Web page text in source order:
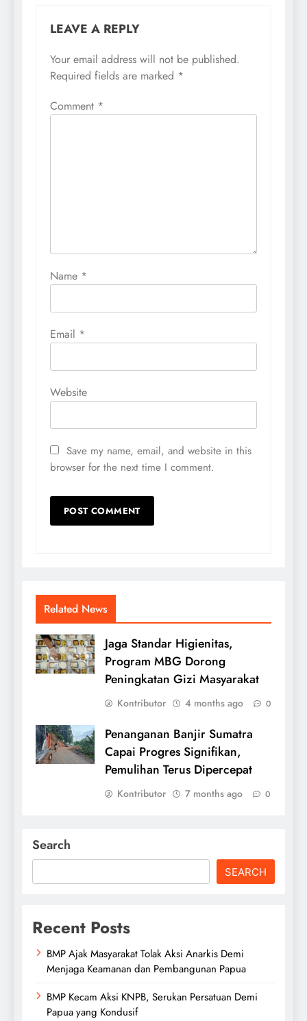
LEAVE A REPLY
Your email address will not be published.
Required fields are marked *
Comment *
Name *
Email *
Website
Save my name, email, and website in this
browser for the next time I comment.
Related News
Jaga Standar Higienitas,
Program MBG Dorong
Peningkatan Gizi Masyarakat
Kontributor 4 months ago 0
Penanganan Banjir Sumatra
Capai Progres Signifikan,
Pemulihan Terus Dipercepat
Kontributor 7 months ago 0
Search
SEARCH
Recent Posts
BMP Ajak Masyarakat Tolak Aksi Anarkis Demi
Menjaga Keamanan dan Pembangunan Papua
BMP Kecam Aksi KNPB, Serukan Persatuan Demi
Papua yang Kondusif